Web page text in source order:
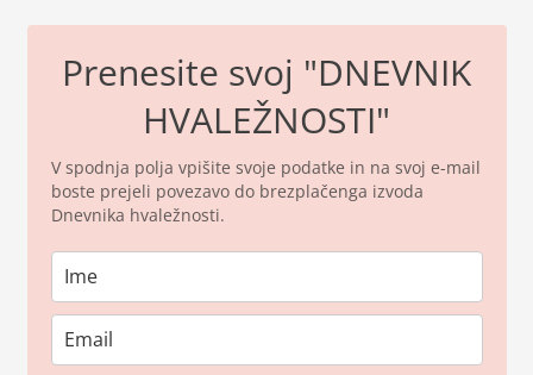
Prenesite svoj "DNEVNIK
HVALEŽNOSTI"
V spodnja polja vpišite svoje podatke in na svoj e-mail
boste prejeli povezavo do brezplačenga izvoda
Dnevnika hvaležnosti.